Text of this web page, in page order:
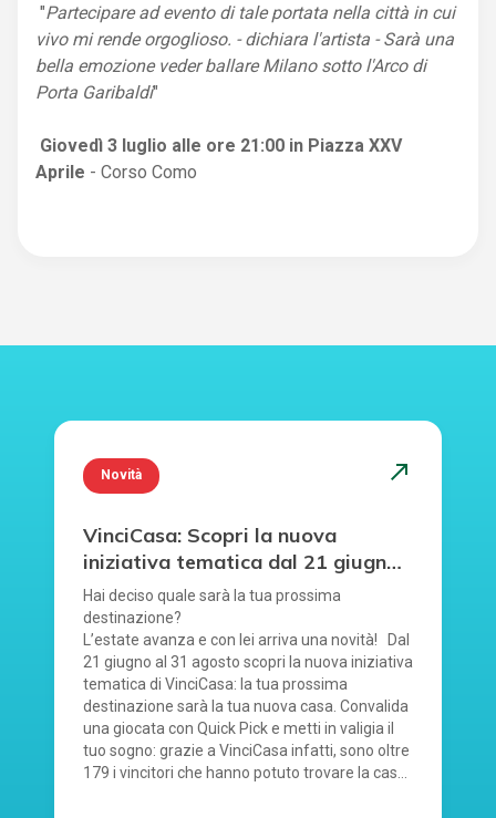
"Partecipare ad evento di tale portata nella città in cui
vivo mi rende orgoglioso. - dichiara l'artista - Sarà una
bella emozione veder ballare Milano sotto l'Arco di
Porta Garibaldi"
Giovedì 3 luglio alle ore 21:00 in Piazza XXV
Aprile - Corso Como
Novità north_east
VinciCasa: Scopri la nuova
iniziativa tematica dal 21 giugno
al 31 agosto.
Hai deciso quale sarà la tua prossima
destinazione?
L’estate avanza e con lei arriva una novità! Dal
21 giugno al 31 agosto scopri la nuova iniziativa
tematica di VinciCasa: la tua prossima
destinazione sarà la tua nuova casa. Convalida
una giocata con Quick Pick e metti in valigia il
tuo sogno: grazie a VinciCasa infatti, sono oltre
179 i vincitori che hanno potuto trovare la casa